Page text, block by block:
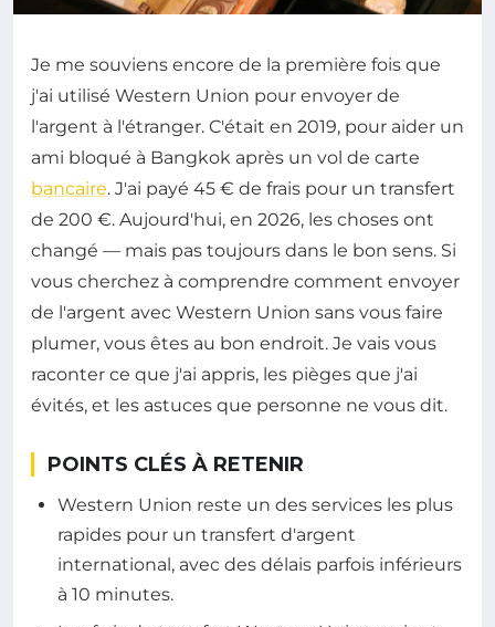
Je me souviens encore de la première fois que
j'ai utilisé Western Union pour envoyer de
l'argent à l'étranger. C'était en 2019, pour aider un
ami bloqué à Bangkok après un vol de carte
bancaire. J'ai payé 45 € de frais pour un transfert
de 200 €. Aujourd'hui, en 2026, les choses ont
changé — mais pas toujours dans le bon sens. Si
vous cherchez à comprendre comment envoyer
de l'argent avec Western Union sans vous faire
plumer, vous êtes au bon endroit. Je vais vous
raconter ce que j'ai appris, les pièges que j'ai
évités, et les astuces que personne ne vous dit.
POINTS CLÉS À RETENIR
Western Union reste un des services les plus
rapides pour un transfert d'argent
international, avec des délais parfois inférieurs
à 10 minutes.